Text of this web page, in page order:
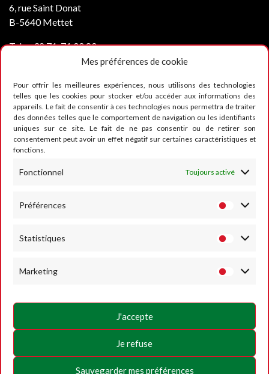
Mes préférences de cookie
Pour offrir les meilleures expériences, nous utilisons des technologies
telles que les cookies pour stocker et/ou accéder aux informations des
appareils. Le fait de consentir à ces technologies nous permettra de traiter
des données telles que le comportement de navigation ou les identifiants
uniques sur ce site. Le fait de ne pas consentir ou de retirer son
consentement peut avoir un effet négatif sur certaines caractéristiques et
fonctions.
Fonctionnel Toujours activé
Préférences
Statistiques
Marketing
J'accepte
Je refuse
Sauvegarder mes préférences
6, rue Saint Donat
B-5640 Mettet
Tel :+32 71-71 00 80
info@mettet-xp.be
TVA : BE0409 501 435
Charte de vie privée
Conditions générales d’utilisation
Politique des Cookies
SUIVEZ-NOUS
© COPYRIGHT METTET-XP.BE - 2026 | POWERED BYINSIDE WEB